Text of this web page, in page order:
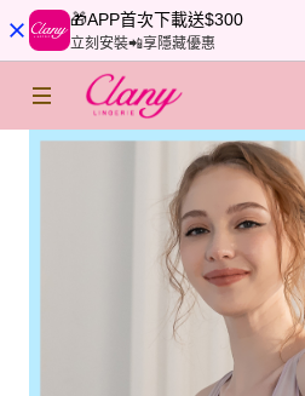
🎁APP首次下載送$300
立刻安裝📲享隱藏優惠